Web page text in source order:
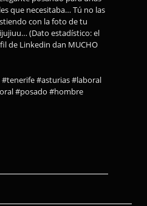
que necesitaba… Tú no las
con la foto de tu
(Dato estadístico: el
de Linkedin dan MUCHO
#asturias #laboral
#posado #hombre